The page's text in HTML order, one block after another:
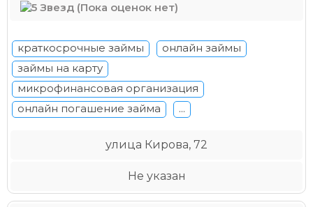
(Пока оценок нет)
краткосрочные займы
онлайн займы
займы на карту
микрофинансовая организация
онлайн погашение займа
...
улица Кирова, 72
Не указан